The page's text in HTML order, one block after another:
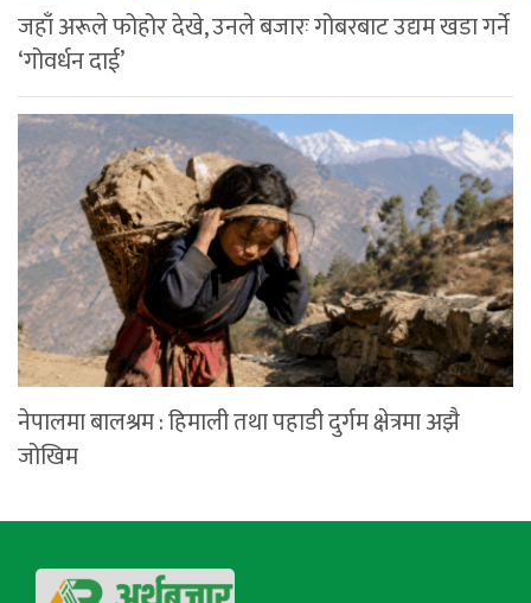
जहाँ अरूले फोहोर देखे, उनले बजारः गोबरबाट उद्यम खडा गर्ने
‘गोवर्धन दाई’
नेपालमा बालश्रम : हिमाली तथा पहाडी दुर्गम क्षेत्रमा अझै
जोखिम